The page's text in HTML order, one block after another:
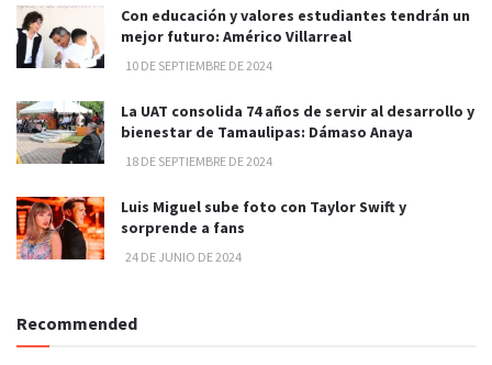
Con educación y valores estudiantes tendrán un
mejor futuro: Américo Villarreal
10 DE SEPTIEMBRE DE 2024
La UAT consolida 74 años de servir al desarrollo y
bienestar de Tamaulipas: Dámaso Anaya
18 DE SEPTIEMBRE DE 2024
Luis Miguel sube foto con Taylor Swift y
sorprende a fans
24 DE JUNIO DE 2024
Recommended